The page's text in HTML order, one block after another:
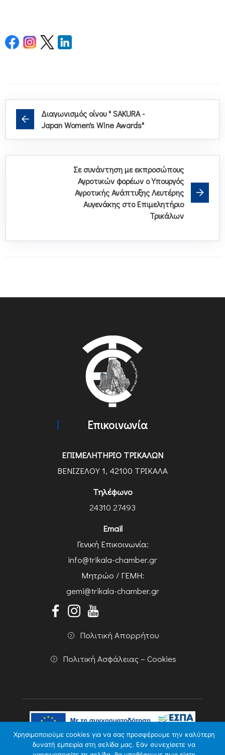
Διαγωνισμός οίνου " SAKURA -
Japan Women's Wine Awards"
Σε συνάντηση με εκπροσώπους
Αγροτικών φορέων ο Υπουργός
Αγροτικής Ανάπτυξης Λευτέρης
Αυγενάκης στο Επιμελητήριο
Τρικάλων
Επικοινωνία
ΕΠΙΜΕΛΗΤΗΡΙΟ ΤΡΙΚΑΛΩΝ
ΒΕΝΙΖΕΛΟΥ 1, 42100 ΤΡΙΚΑΛΑ
Τηλέφωνο
24310 27493
Email
Γενική Επικοινωνία:
info@trikala-chamber.gr
Μητρώο / ΓΕΜΗ:
gemi@trikala-chamber.gr
Πολιτική Απορρήτου
Πολιτική Ασφάλειας – Cookies
Χρησιμοποιούμε cookies για να σας προσφέρουμε την καλύτερη
δυνατή εμπειρία στη σελίδα μας. Εάν συνεχίσετε να